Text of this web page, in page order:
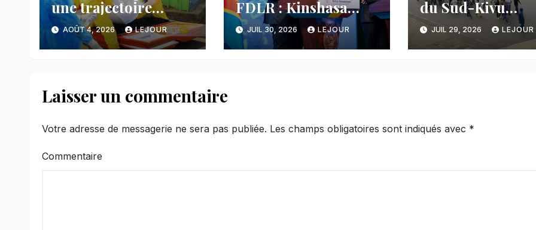
une trajectoire
inquiétante dans le
nord-est du pays
AOÛT 4, 2026 LEJOUR
FDLR : Kinshasa
annonce une
avancée majeure et
maintient sa ligne
JUIL 30, 2026 LEJOUR
du Sud-Kivu
dénonce la
manipulation
manifestations
JUIL 29, 2026 LEJOUR
Laisser un commentaire
Votre adresse de messagerie ne sera pas publiée. Les champs obligatoires sont indiqués avec *
Commentaire